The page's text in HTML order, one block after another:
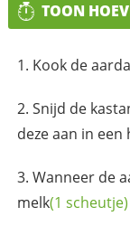
TOON
Kook de
Snijd de
deze aan in een
Wanneer de
melk(1 scheutje)